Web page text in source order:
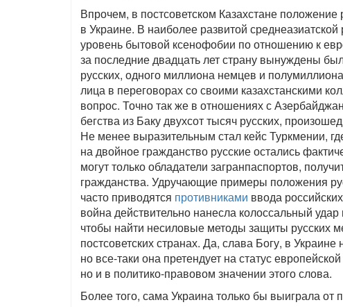
Впрочем, в постсоветском Казахстане
в Украине. В наиболее развитой
уровень бытовой ксенофобии по отношению к
за последние двадцать лет страну вынуждены
русских, одного миллиона немцев и
лица в переговорах со своими казахстанскими
вопрос. Точно так же в отношениях с
бегства из Баку двухсот тысяч русских,
Не менее выразительным стал кейс Туркмении,
на двойное гражданство русские остались
могут только обладатели загранпаспортов,
гражданства. Удручающие примеры положения
часто приводятся противниками ввода
война действительно нанесла колоссальный
чтобы найти несиловые методы защиты русских
постсоветских странах. Да, слава Богу, в
но все-таки она претендует на статус
но и в политико-правовом значении этого слова.
Более того, сама Украина только бы выиграла от